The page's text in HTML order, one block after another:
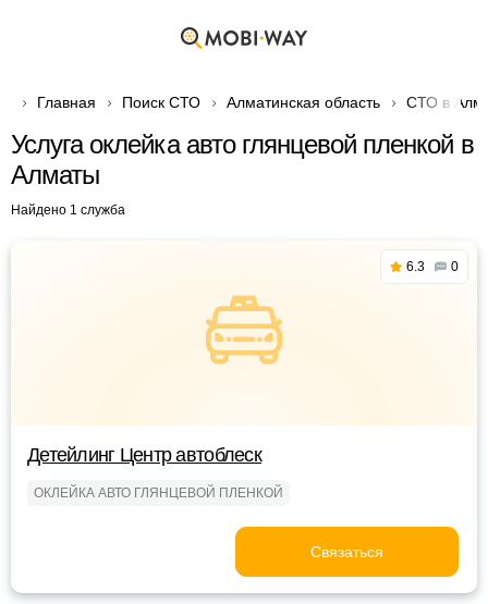
Главная Поиск СТО Алматинская область СТО в
Услуга оклейка авто глянцевой пленкой в
Алматы
Найдено 1 служба
6.3 0
Детейлинг Центр автоблеск
ОКЛЕЙКА АВТО ГЛЯНЦЕВОЙ ПЛЕНКОЙ
Связаться